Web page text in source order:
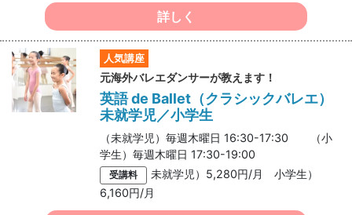
詳しく
人気講座
元海外バレエダンサーが教えます！
英語 de Ballet（クラシックバレエ）
未就学児／小学生
（未就学児）毎週木曜日 16:30-17:30 （小
学生）毎週木曜日 17:30-19:00
受講料
未就学児）5,280円/月 小学生）
6,160円/月